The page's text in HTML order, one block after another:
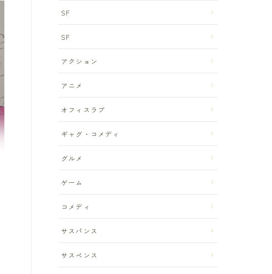
SF
SF
アクション
アニメ
オフィスラブ
ギャグ・コメディ
グルメ
ゲーム
コメディ
サスパンス
サスペンス